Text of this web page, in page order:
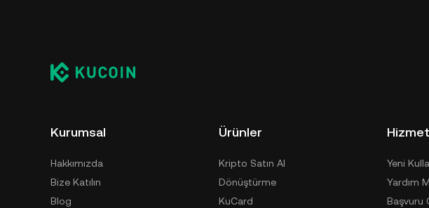
Kurumsal
Hakkımızda
Bize Katılın
Blog
Ürünler
Kripto Satın Al
Dönüştürme
KuCard
Hizmet
Yeni
Yardım
Başvuru